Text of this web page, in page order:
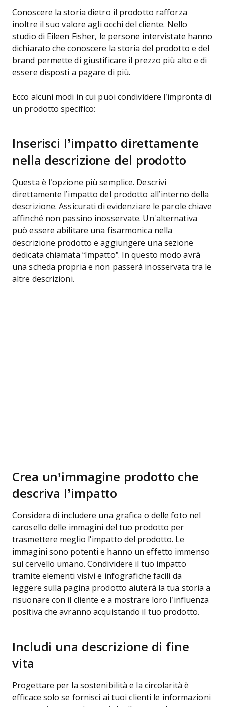
Conoscere la storia dietro il prodotto rafforza
inoltre il suo valore agli occhi del cliente. Nello
studio di Eileen Fisher, le persone intervistate hanno
dichiarato che conoscere la storia del prodotto e del
brand permette di giustificare il prezzo più alto e di
essere disposti a pagare di più.
Ecco alcuni modi in cui puoi condividere l’impronta di
un prodotto specifico:
Inserisci l’impatto direttamente
nella descrizione del prodotto
Questa è l’opzione più semplice. Descrivi
direttamente l’impatto del prodotto all’interno della
descrizione. Assicurati di evidenziare le parole chiave
affinché non passino inosservate. Un'alternativa
può essere abilitare una fisarmonica nella
descrizione prodotto e aggiungere una sezione
dedicata chiamata “Impatto”. In questo modo avrà
una scheda propria e non passerà inosservata tra le
altre descrizioni.
Crea un’immagine prodotto che
descriva l’impatto
Considera di includere una grafica o delle foto nel
carosello delle immagini del tuo prodotto per
trasmettere meglio l'impatto del prodotto. Le
immagini sono potenti e hanno un effetto immenso
sul cervello umano. Condividere il tuo impatto
tramite elementi visivi e infografiche facili da
leggere sulla pagina prodotto aiuterà la tua storia a
risuonare con il cliente e a mostrare loro l’influenza
positiva che avranno acquistando il tuo prodotto.
Includi una descrizione di fine
vita
Progettare per la sostenibilità e la circolarità è
efficace solo se fornisci ai tuoi clienti le informazioni